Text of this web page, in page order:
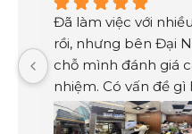
Đã làm việc với
rồi, nhưng bên Đại
chỗ mình đánh giá
nhiệm. Có vấn đề
tình. Mình rất hài